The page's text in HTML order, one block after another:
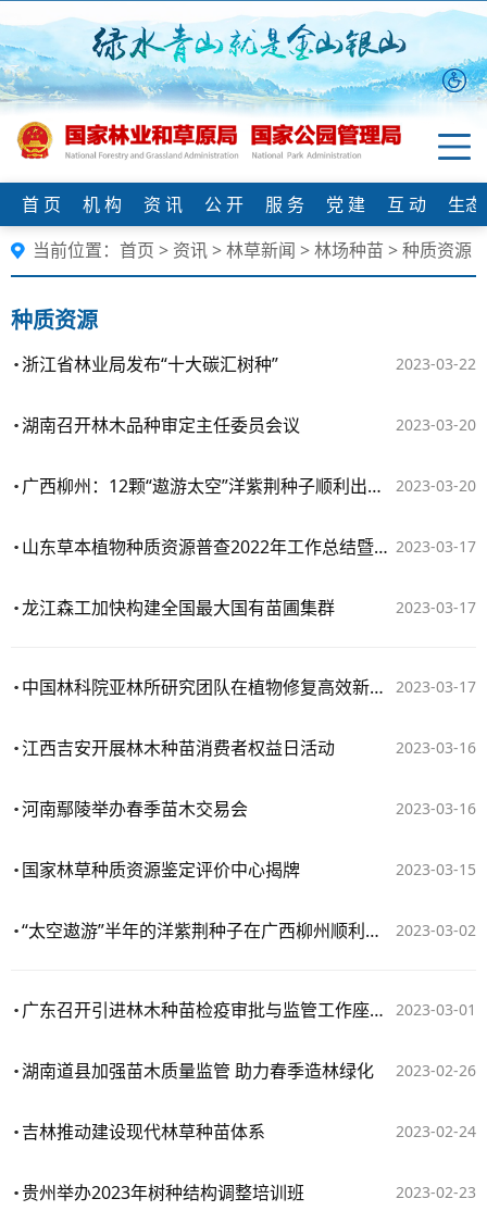
首 页 机 构 资 讯 公 开 服 务 党 建 互 动
生
当前位置： 首页 > 资讯>林草新闻 >林场种苗 >种质资源
种质资源
2023-03-22
浙江省林业局发布“十大碳汇树种”
2023-03-20
湖南召开林木品种审定主任委员会议
2023-03-20
广西柳州：12颗“遨游太空”洋紫荆种子顺利出苗移植
2023-03-17
山东草本植物种质资源普查2022年工作总结暨2023年工作调度会议召开
2023-03-17
龙江森工加快构建全国最大国有苗圃集群
2023-03-17
中国林科院亚林所研究团队在植物修复高效新种质培育中取得重要进展
2023-03-16
江西吉安开展林木种苗消费者权益日活动
2023-03-16
河南鄢陵举办春季苗木交易会
2023-03-15
国家林草种质资源鉴定评价中心揭牌
2023-03-02
“太空遨游”半年的洋紫荆种子在广西柳州顺利出苗移植
2023-03-01
广东召开引进林木种苗检疫审批与监管工作座谈会
2023-02-26
湖南道县加强苗木质量监管 助力春季造林绿化
2023-02-24
吉林推动建设现代林草种苗体系
2023-02-23
贵州举办2023年树种结构调整培训班